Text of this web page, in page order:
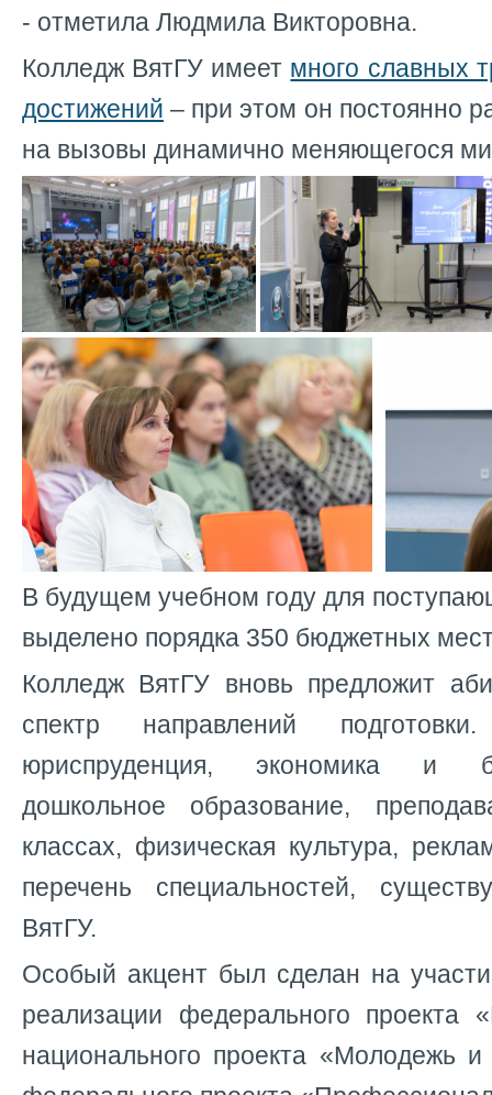
- отметила Людмила Викторовна.
Колледж ВятГУ имеет много славных
достижений – при этом он постоянно
на вызовы динамично меняющегося
В будущем учебном году для
выделено порядка 350 бюджетных
Колледж ВятГУ вновь предложит
спектр направлений подготовки.
юриспруденция, экономика и
дошкольное образование,
классах, физическая культура,
перечень специальностей,
ВятГУ.
Особый акцент был сделан на
реализации федерального проекта
национального проекта «Молодежь